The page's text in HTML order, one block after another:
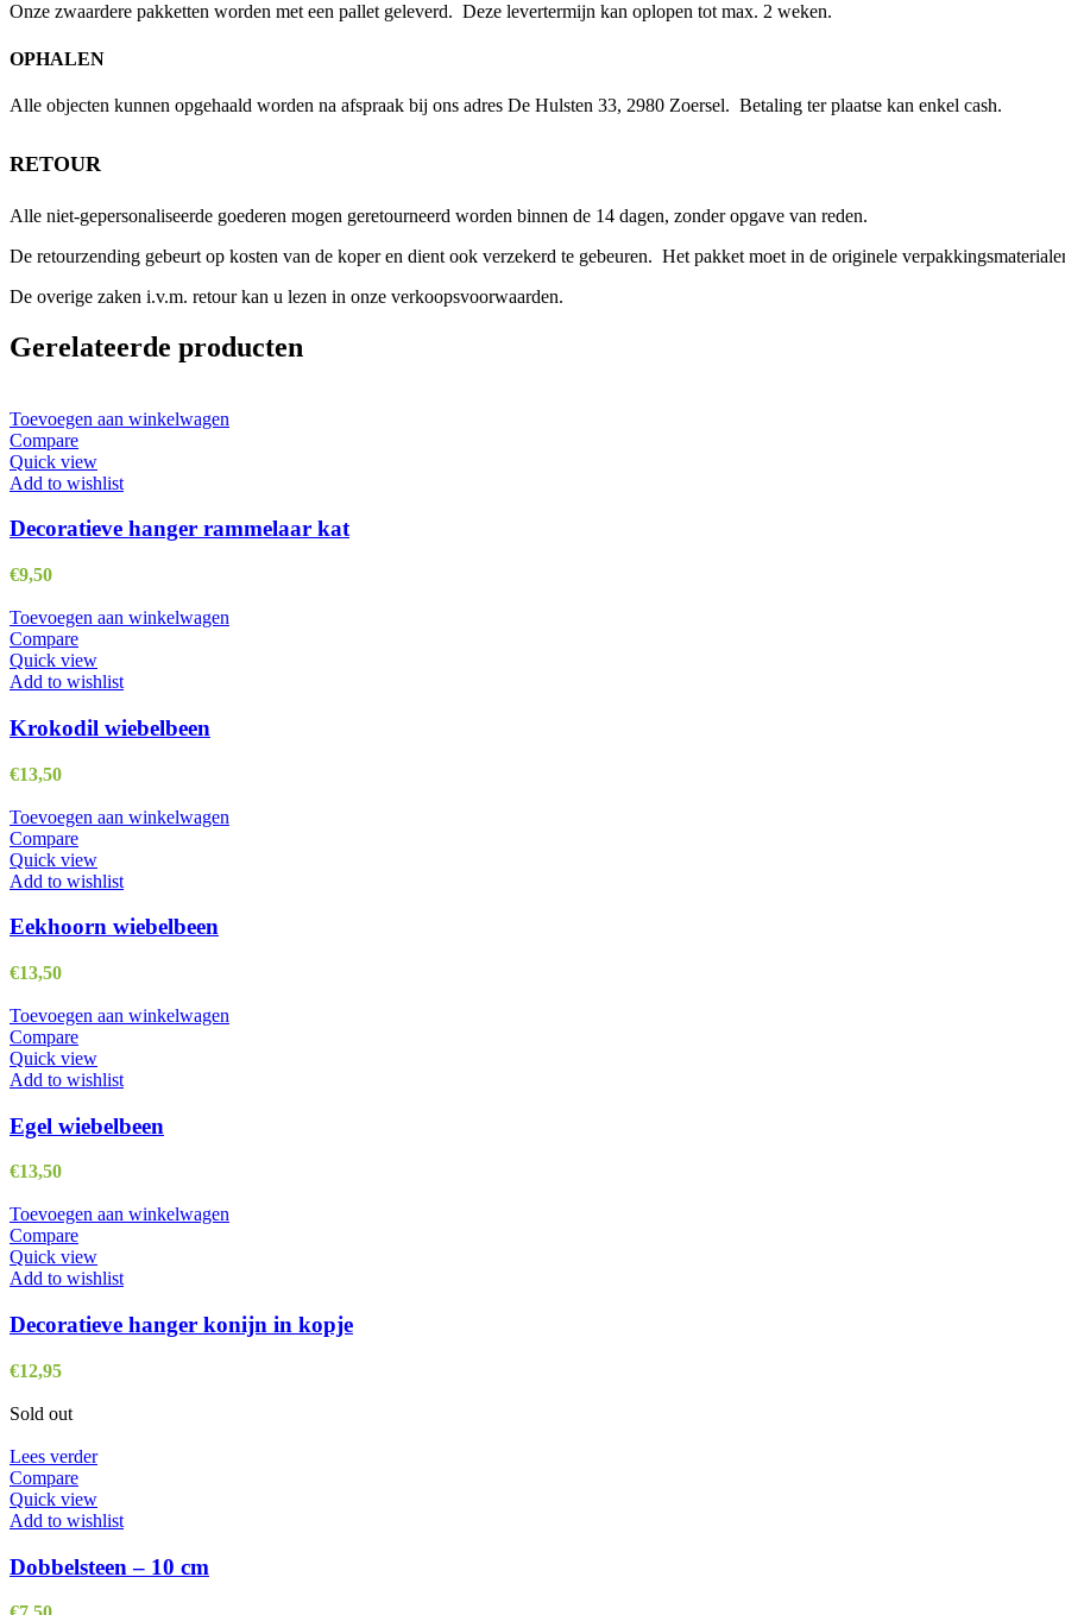
Onze zwaardere pakketten worden met een pallet geleverd. Deze levertermijn kan oplopen tot max. 2 weken.
OPHALEN
Alle objecten kunnen opgehaald worden na afspraak bij ons adres De Hulsten 33, 2980 Zoersel. Betaling ter plaatse kan enkel cash.
RETOUR
Alle niet-gepersonaliseerde goederen mogen geretourneerd worden binnen de 14 dagen, zonder opgave van reden.
De retourzending gebeurt op kosten van de koper en dient ook verzekerd te gebeuren. Het pakket moet in de originele
De overige zaken i.v.m. retour kan u lezen in onze verkoopsvoorwaarden.
Gerelateerde producten
Toevoegen aan winkelwagen
Compare
Quick view
Add to wishlist
Decoratieve hanger rammelaar kat
€9,50
Toevoegen aan winkelwagen
Compare
Quick view
Add to wishlist
Krokodil wiebelbeen
€13,50
Toevoegen aan winkelwagen
Compare
Quick view
Add to wishlist
Eekhoorn wiebelbeen
€13,50
Toevoegen aan winkelwagen
Compare
Quick view
Add to wishlist
Egel wiebelbeen
€13,50
Toevoegen aan winkelwagen
Compare
Quick view
Add to wishlist
Decoratieve hanger konijn in kopje
€12,95
Sold out
Lees verder
Compare
Quick view
Add to wishlist
Dobbelsteen – 10 cm